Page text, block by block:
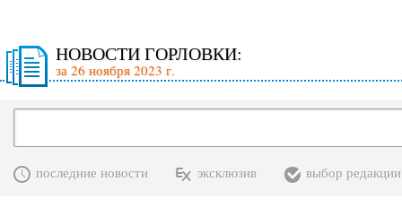
НОВОСТИ ГОРЛОВКИ:
за 26 ноября 2023 г.
последние новости эксклюзив выбор редакции